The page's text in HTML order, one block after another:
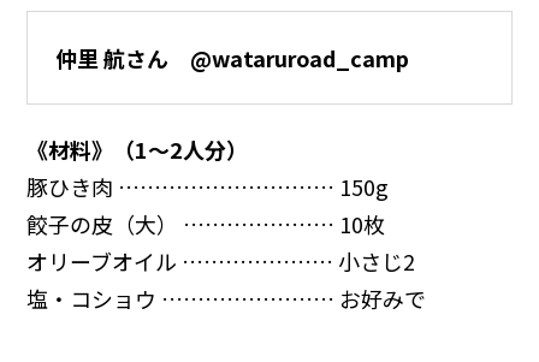
仲里 航さん @wataruroad_camp
《材料》（1～2人分）
豚ひき肉 ………………………… 150g
餃子の皮（大） ………………… 10枚
オリーブオイル ………………… 小さじ2
塩・コショウ …………………… お好みで